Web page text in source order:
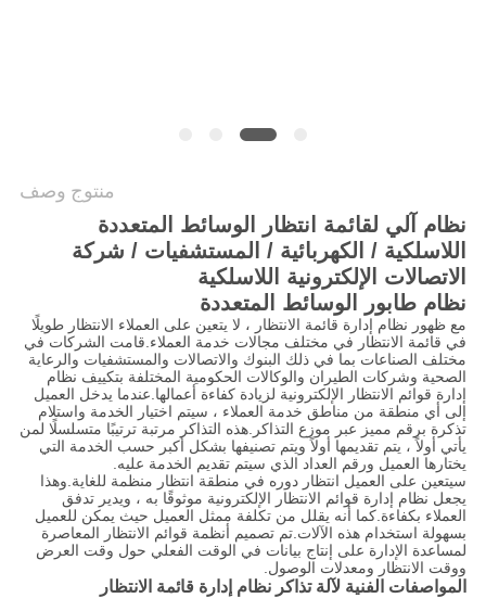
منتوج وصف
نظام آلي لقائمة انتظار الوسائط المتعددة
اللاسلكية / الكهربائية / المستشفيات / شركة
الاتصالات الإلكترونية اللاسلكية
نظام طابور الوسائط المتعددة
مع ظهور نظام إدارة قائمة الانتظار ، لا يتعين على العملاء الانتظار طويلًا
في قائمة الانتظار في مختلف مجالات خدمة العملاء.قامت الشركات في
مختلف الصناعات بما في ذلك البنوك والاتصالات والمستشفيات والرعاية
الصحية وشركات الطيران والوكالات الحكومية المختلفة بتكييف نظام
إدارة قوائم الانتظار الإلكترونية لزيادة كفاءة أعمالها.عندما يدخل العميل
إلى أي منطقة من مناطق خدمة العملاء ، سيتم اختيار الخدمة واستلام
تذكرة برقم مميز عبر موزع التذاكر.هذه التذاكر مرتبة ترتيبًا متسلسلًا لمن
يأتي أولاً ، يتم تقديمها أولاً ويتم تصنيفها بشكل أكبر حسب الخدمة التي
يختارها العميل ورقم العداد الذي سيتم تقديم الخدمة عليه.
سيتعين على العميل انتظار دوره في منطقة انتظار منظمة للغاية.وهذا
يجعل نظام إدارة قوائم الانتظار الإلكترونية موثوقًا به ، ويدير تدفق
العملاء بكفاءة.كما أنه يقلل من تكلفة ممثل العميل حيث يمكن للعميل
بسهولة استخدام هذه الآلات.تم تصميم أنظمة قوائم الانتظار المعاصرة
لمساعدة الإدارة على إنتاج بيانات في الوقت الفعلي حول وقت العرض
ووقت الانتظار ومعدلات الوصول.
المواصفات الفنية لآلة تذاكر نظام إدارة قائمة الانتظار